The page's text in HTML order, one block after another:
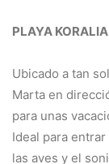
PLAYA KORALIA
Ubicado a tan
Marta en
para unas
Ideal para
las aves y el